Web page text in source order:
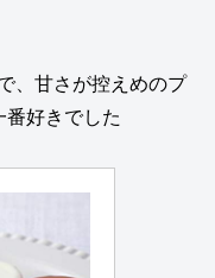
、甘さが控えめのプ
好きでした